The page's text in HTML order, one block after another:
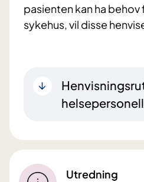
pasienten kan ha
sykehus, vil disse
helsepersonell
Utredning